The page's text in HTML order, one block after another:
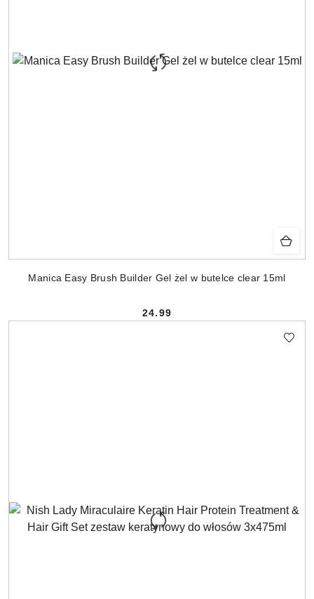
Manica Easy Brush Builder Gel żel w butelce clear 15ml
Cena:
24.99